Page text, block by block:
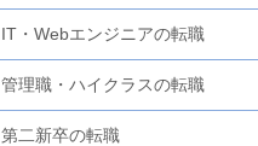
IT・Webエンジニアの転職
管理職・ハイクラスの転職
第二新卒の転職